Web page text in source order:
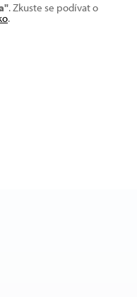
. Zkuste se podívat o
.